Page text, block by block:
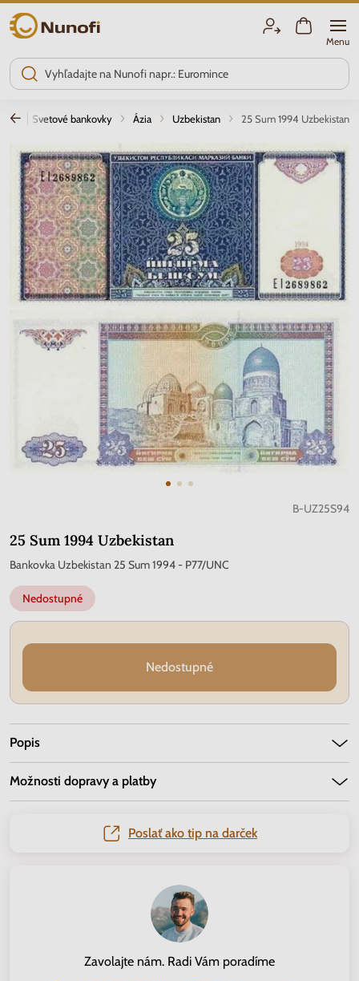
Nunofi.sk
Menu
Svetové bankovky Ázia Uzbekistan 25 Sum 1994 Uzbekistan
B-UZ25S94
25 Sum 1994 Uzbekistan
Bankovka Uzbekistan 25 Sum 1994 - P77/UNC
Nedostupné
Nedostupné
Popis
Možnosti dopravy a platby
Poslať ako tip na darček
Zavolajte nám. Radi Vám poradíme